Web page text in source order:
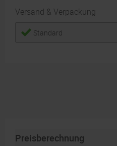
Versand & Verpackung
Standard
Preisberechnung